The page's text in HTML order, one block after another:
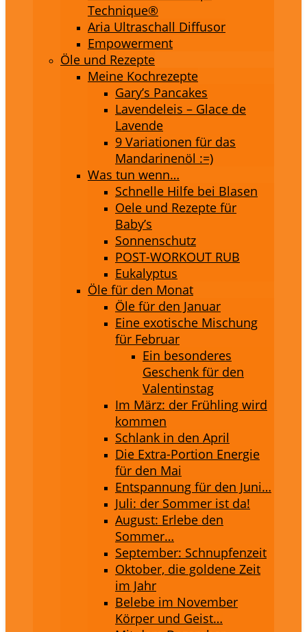
Technique®
Aria Ultraschall Diffusor
Empowerment
Öle und Rezepte
Meine Kochrezepte
Gary’s Pancakes
Lavendeleis – Glace de
Lavende
9 Variationen für das
Mandarinenöl :=)
Was tun wenn…
Schnelle Hilfe bei Blasen
Oele und Rezepte für
Baby’s
Sonnenschutz
POST-WORKOUT RUB
Eukalyptus
Öle für den Monat
Öle für den Januar
Eine exotische Mischung
für Februar
Ein besonderes
Geschenk für den
Valentinstag
Im März: der Frühling wird
kommen
Schlank in den April
Die Extra-Portion Energie
für den Mai
Entspannung für den Juni…
Juli: der Sommer ist da!
August: Erlebe den
Sommer…
September: Schnupfenzeit
Oktober, die goldene Zeit
im Jahr
Belebe im November
Körper und Geist…